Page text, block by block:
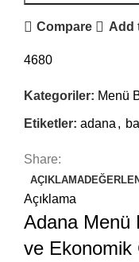
Compare Add
4680
Kategoriler: Menü
Etiketler: adana ,
Share:
AÇIKLAMA
Açıklama
Adana Menü
ve Ekonomik